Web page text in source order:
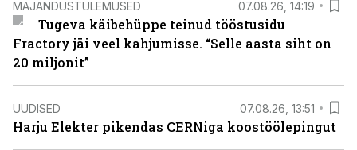
MAJANDUSTULEMUSED 07.08.26, 14:19
Tugeva käibehüppe teinud tööstusidu
Fractory jäi veel kahjumisse. “Selle aasta siht on
20 miljonit”
UUDISED 07.08.26, 13:51
Harju Elekter pikendas CERNiga koostöölepingut